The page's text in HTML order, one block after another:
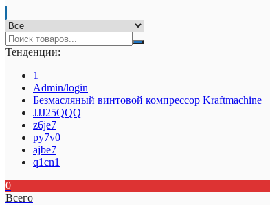
Тенденции:
1
Admin/login
Безмасляный винтовой компрессор Kraftmaсhine
JJJ25QQQ
z6je7
py7v0
ajbe7
q1cn1
0
Всего